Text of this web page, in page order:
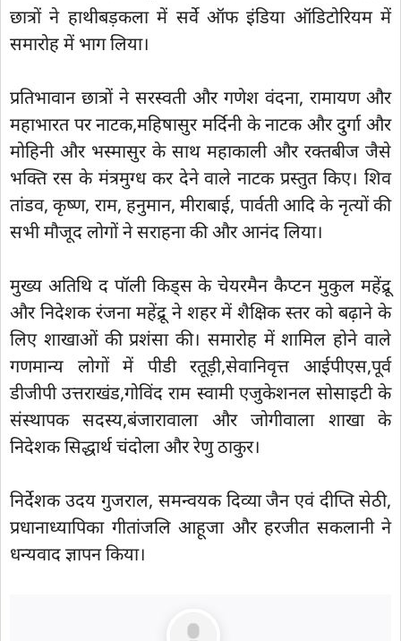
छात्रों ने हाथीबड़कला में सर्वे ऑफ इंडिया ऑडिटोरियम में
समारोह में भाग लिया।
प्रतिभावान छात्रों ने सरस्वती और गणेश वंदना, रामायण और
महाभारत पर नाटक,महिषासुर मर्दिनी के नाटक और दुर्गा और
मोहिनी और भस्मासुर के साथ महाकाली और रक्तबीज जैसे
भक्ति रस के मंत्रमुग्ध कर देने वाले नाटक प्रस्तुत किए। शिव
तांडव, कृष्ण, राम, हनुमान, मीराबाई, पार्वती आदि के नृत्यों की
सभी मौजूद लोगों ने सराहना की और आनंद लिया।
मुख्य अतिथि द पॉली किड्स के चेयरमैन कैप्टन मुकुल महेंद्रू
और निदेशक रंजना महेंद्रू ने शहर में शैक्षिक स्तर को बढ़ाने के
लिए शाखाओं की प्रशंसा की। समारोह में शामिल होने वाले
गणमान्य लोगों में पीडी रतूड़ी,सेवानिवृत्त आईपीएस,पूर्व
डीजीपी उत्तराखंड,गोविंद राम स्वामी एजुकेशनल सोसाइटी के
संस्थापक सदस्य,बंजारावाला और जोगीवाला शाखा के
निदेशक सिद्धार्थ चंदोला और रेणु ठाकुर।
निर्देशक उदय गुजराल, समन्वयक दिव्या जैन एवं दीप्ति सेठी,
प्रधानाध्यापिका गीतांजलि आहूजा और हरजीत सकलानी ने
धन्यवाद ज्ञापन किया।